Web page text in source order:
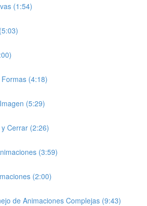
(1:54)
(4:18)
(5:29)
Cerrar (2:26)
(3:59)
(2:00)
de Animaciones Complejas (9:43)